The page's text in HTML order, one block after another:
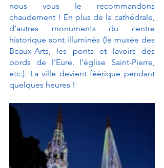
nous vous le recommandons
chaudement ! En plus de la cathédrale,
d’autres monuments du centre
historique sont illuminés (le musée des
Beaux-Arts, les ponts et lavoirs des
bords de l’Eure, l’église Saint-Pierre,
etc.). La ville devient féérique pendant
quelques heures !